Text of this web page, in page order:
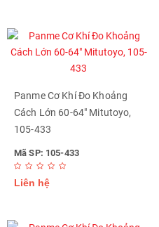
Panme Cơ Khí Đo Khoảng
Cách Lớn 60-64" Mitutoyo,
105-433
Mã SP: 105-433
Liên hệ